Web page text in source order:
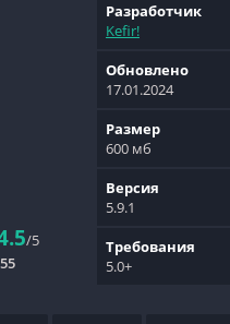
/5
Разработчик
Kefir!
Обновлено
17.01.2024
Размер
600 мб
Версия
5.9.1
Требования
5.0+